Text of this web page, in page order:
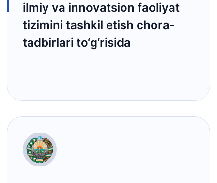
ilmiy va innovatsion faoliyat
tizimini tashkil etish chora-
tadbirlari to‘g‘risida